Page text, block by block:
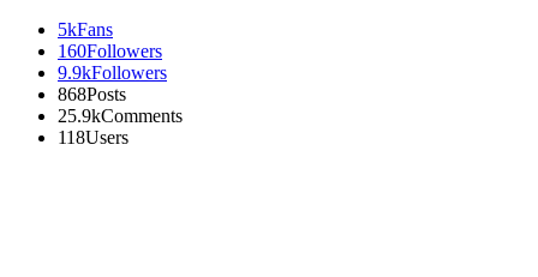
5kFans
160Followers
9.9kFollowers
868Posts
25.9kComments
118Users